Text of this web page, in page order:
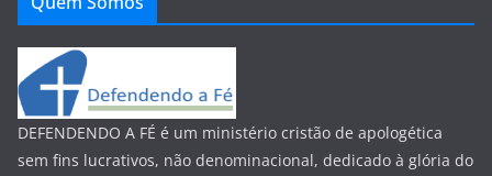
DEFENDENDO A FÉ é um ministério cristão de apologética
sem fins lucrativos, não denominacional, dedicado à glória do